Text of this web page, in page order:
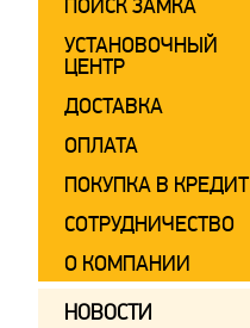
ПОИСК ЗАМКА
УСТАНОВОЧНЫЙ
ЦЕНТР
ДОСТАВКА
ОПЛАТА
ПОКУПКА В КРЕДИТ
СОТРУДНИЧЕСТВО
О КОМПАНИИ
НОВОСТИ